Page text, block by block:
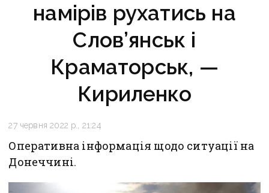
намірів рухатись на
Слов’янськ і
Краматорськ, —
Кириленко
27 червня 2022 р., 21:24
Оперативна інформація щодо ситуації на
Донеччині.